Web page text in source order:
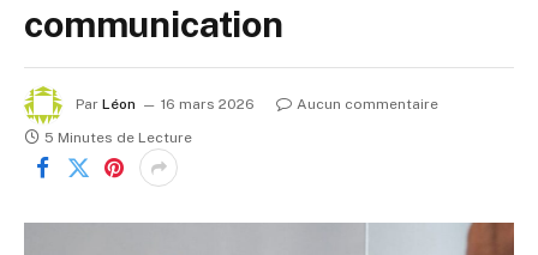
communication
Par Léon 16 mars 2026
Aucun commentaire
5 Minutes de Lecture